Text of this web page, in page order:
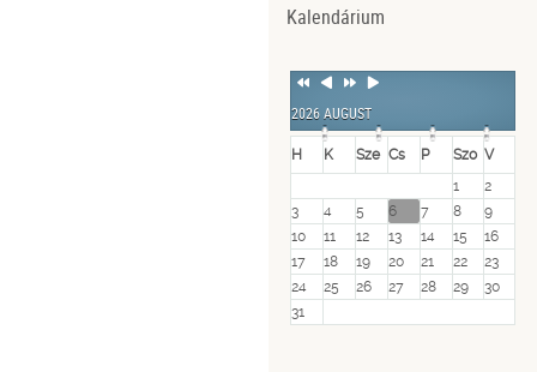
Kalendárium
Previous
Previous
NextNext
2026 AUGUST
H K Sze Cs P Szo V
1
2
3
4 5 6 7 8
9
10
11 12 13 14 15
16
17
18 19 20 21 22
23
24
25 26 27 28 29
30
31